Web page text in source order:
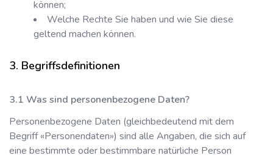
können;
Welche Rechte Sie haben und wie Sie diese
geltend machen können.
Begriffsdefinitionen
Was sind personenbezogene Daten?
Personenbezogene Daten (gleichbedeutend mit dem
Begriff «Personendaten») sind alle Angaben, die sich auf
eine bestimmte oder bestimmbare natürliche Person